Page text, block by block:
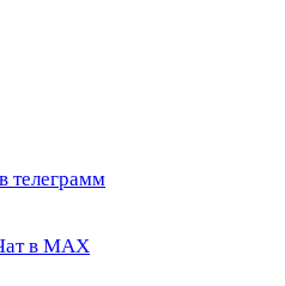
телеграмм
в МАХ